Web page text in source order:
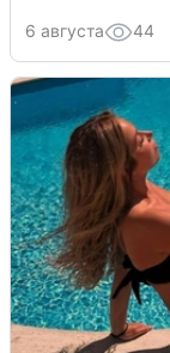
6 августа 44